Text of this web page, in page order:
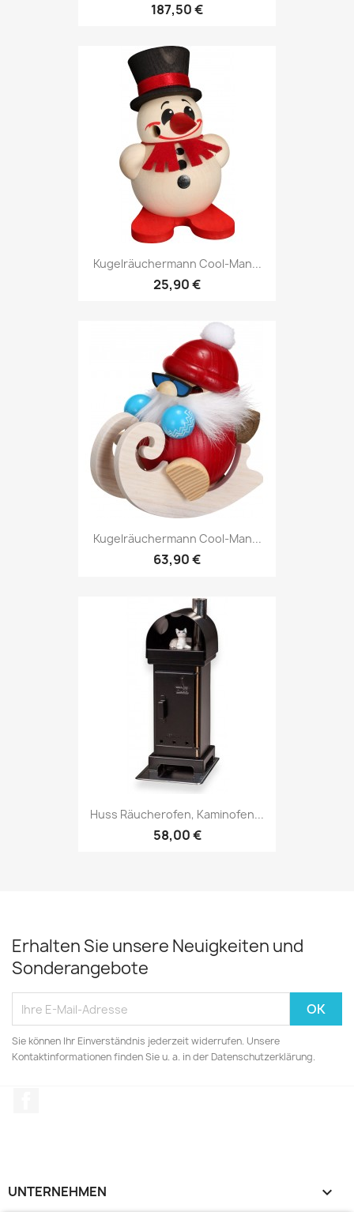
187,50 €
Kugelräuchermann Cool-Man...
25,90 €
Kugelräuchermann Cool-Man...
63,90 €
Huss Räucherofen, Kaminofen...
58,00 €
Erhalten Sie unsere Neuigkeiten und
Sonderangebote
Sie können Ihr Einverständnis jederzeit widerrufen. Unsere
Kontaktinformationen finden Sie u. a. in der Datenschutzerklärung.
UNTERNEHMEN 